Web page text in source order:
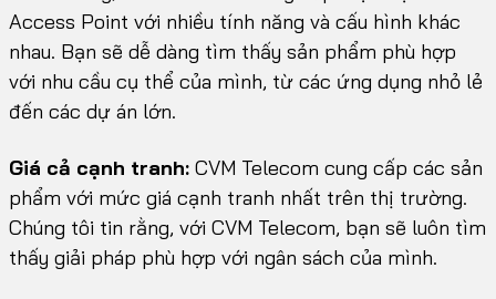
Access Point với nhiều tính năng và cấu hình khác
nhau. Bạn sẽ dễ dàng tìm thấy sản phẩm phù hợp
với nhu cầu cụ thể của mình, từ các ứng dụng nhỏ lẻ
đến các dự án lớn.
Giá cả cạnh tranh: CVM Telecom cung cấp các sản
phẩm với mức giá cạnh tranh nhất trên thị trường.
Chúng tôi tin rằng, với CVM Telecom, bạn sẽ luôn tìm
thấy giải pháp phù hợp với ngân sách của mình.